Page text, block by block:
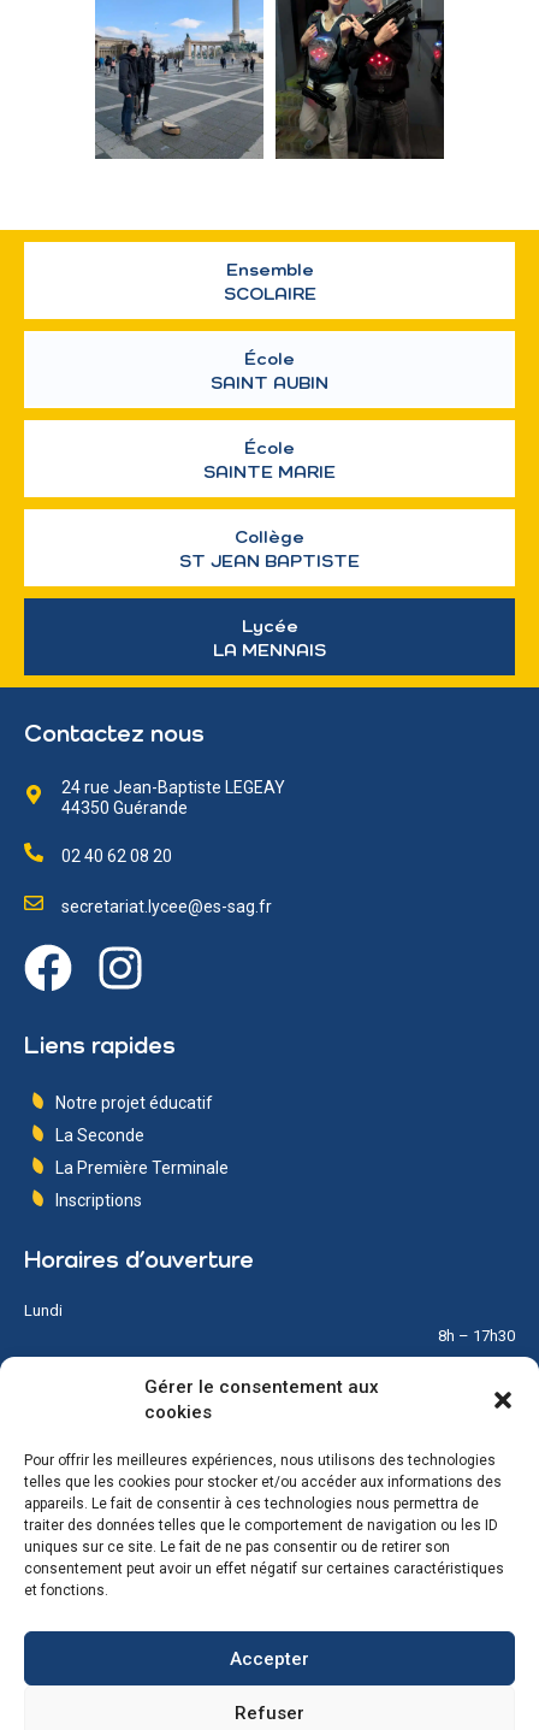
Gérer le consentement aux
cookies
Pour offrir les meilleures expériences, nous utilisons des technologies
telles que les cookies pour stocker et/ou accéder aux informations des
appareils. Le fait de consentir à ces technologies nous permettra de
traiter des données telles que le comportement de navigation ou les ID
uniques sur ce site. Le fait de ne pas consentir ou de retirer son
consentement peut avoir un effet négatif sur certaines caractéristiques
et fonctions.
Accepter
Refuser
Ensemble
SCOLAIRE
École
SAINT AUBIN
École
SAINTE MARIE
Collège
ST JEAN BAPTISTE
Lycée
LA MENNAIS
Contactez nous
24 rue Jean-Baptiste LEGEAY
44350 Guérande
02 40 62 08 20
secretariat.lycee@es-sag.fr
Liens rapides
Notre projet éducatif
La Seconde
La Première Terminale
Inscriptions
Horaires d’ouverture
Lundi
8h – 17h30
8h – 17h30
Mercredi
8h – 12h
Jeudi
8h – 17h30
8h – 17h30